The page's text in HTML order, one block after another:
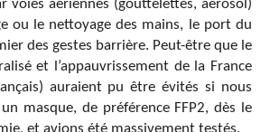
voies aériennes (gouttelettes, aérosol)
ou le nettoyage des mains, le port du
des gestes barrière. Peut-être que le
et l’appauvrissement de la France
auraient pu être évités si nous
masque, de préférence FFP2, dès le